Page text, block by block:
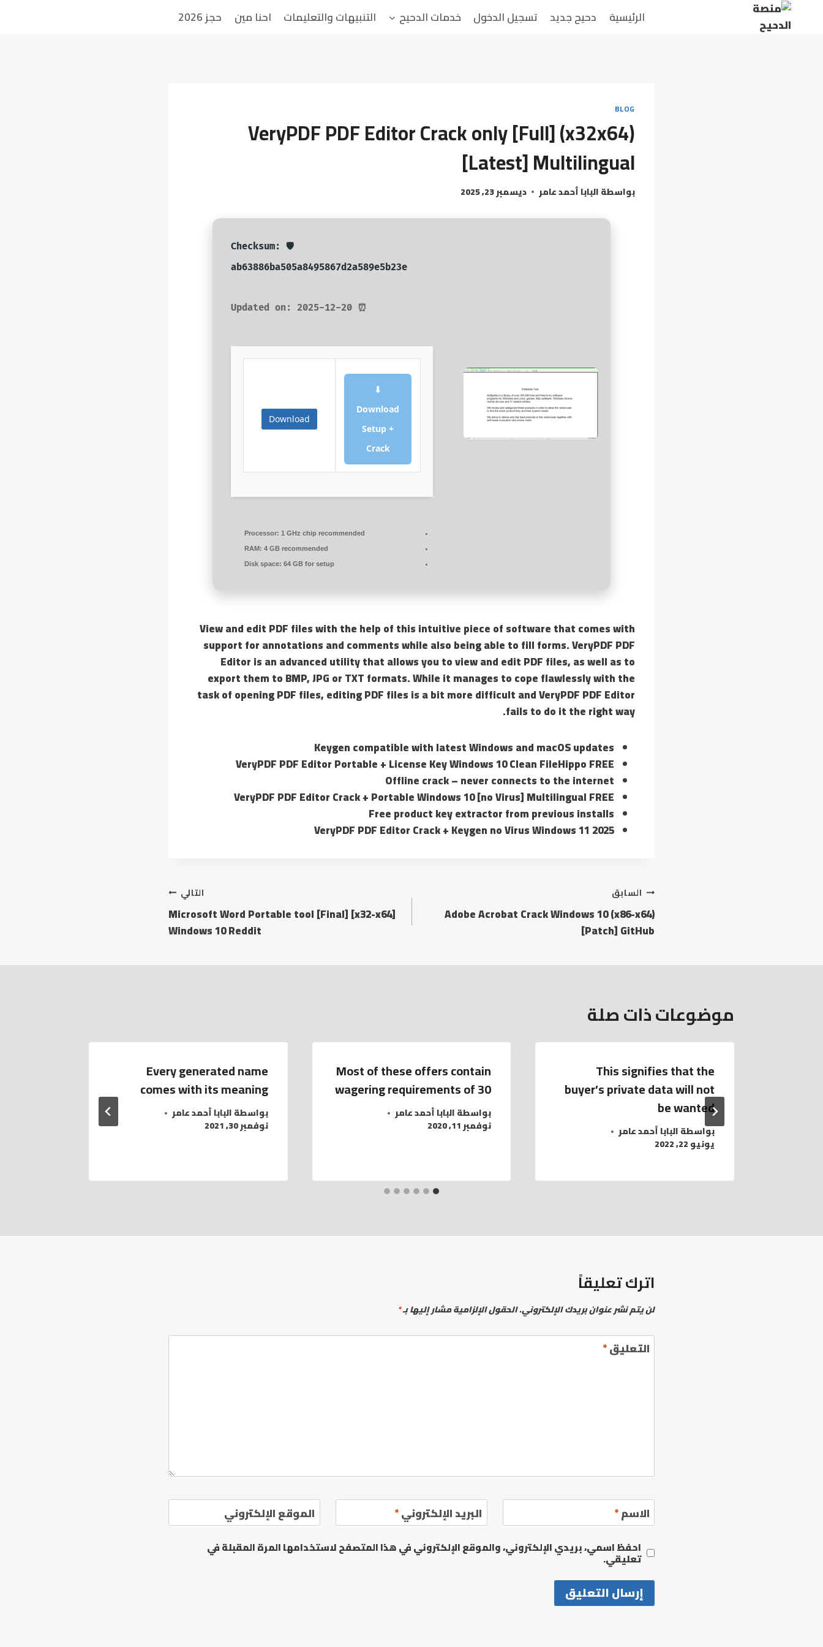
الرئيسية دحيح جديد تسجيل الدخول خدمات الدحيح التنبيهات والتعليمات احنا مين حجز 2026
BLOG
VeryPDF PDF Editor Crack only [Full] (x32x64)
[Latest] Multilingual
بواسطةالبابا أحمد عامر ديسمبر 23, 2025
🛡️ Checksum:
ab63886ba505a8495867d2a589e5b23e
⏰ Updated on: 2025-12-20
⬇
Download
Setup +
Crack
Download
Processor: 1 GHz chip recommended
RAM: 4 GB recommended
Disk space: 64 GB for setup
View and edit PDF files with the help of this intuitive piece of software that comes with
support for annotations and comments while also being able to fill forms. VeryPDF PDF
Editor is an advanced utility that allows you to view and edit PDF files, as well as to
export them to BMP, JPG or TXT formats. While it manages to cope flawlessly with the
task of opening PDF files, editing PDF files is a bit more difficult and VeryPDF PDF Editor
fails to do it the right way.
Keygen compatible with latest Windows and macOS updates
VeryPDF PDF Editor Portable + License Key Windows 10 Clean FileHippo FREE
Offline crack – never connects to the internet
VeryPDF PDF Editor Crack + Portable Windows 10 [no Virus] Multilingual FREE
Free product key extractor from previous installs
VeryPDF PDF Editor Crack + Keygen no Virus Windows 11 2025
السابق
Adobe Acrobat Crack Windows 10 (x86-x64)
[Patch] GitHub
التالي
Microsoft Word Portable tool [Final] [x32-x64]
Windows 10 Reddit
موضوعات ذات صلة
This signifies that the
buyer’s private data will not
be wanted
بواسطةالبابا أحمد عامر
يونيو 22, 2022
Most of these offers contain
wagering requirements of 30
بواسطةالبابا أحمد عامر
نوفمبر 11, 2020
Every generated name
comes with its meaning
بواسطةالبابا أحمد عامر
نوفمبر 30, 2021
اترك تعليقاً
لن يتم نشر عنوان بريدك الإلكتروني.الحقول الإلزامية مشار إليها بـ*
التعليق*
الاسم* البريد الإلكتروني* الموقع الإلكتروني
احفظ اسمي، بريدي الإلكتروني، والموقع الإلكتروني في هذا المتصفح لاستخدامها المرة المقبلة في
تعليقي.